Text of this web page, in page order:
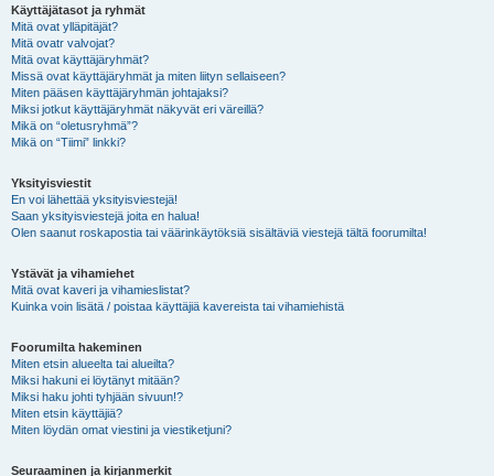
Käyttäjätasot ja ryhmät
Mitä ovat ylläpitäjät?
Mitä ovatr valvojat?
Mitä ovat käyttäjäryhmät?
Missä ovat käyttäjäryhmät ja miten liityn sellaiseen?
Miten pääsen käyttäjäryhmän johtajaksi?
Miksi jotkut käyttäjäryhmät näkyvät eri väreillä?
Mikä on “oletusryhmä”?
Mikä on “Tiimi” linkki?
Yksityisviestit
En voi lähettää yksityisviestejä!
Saan yksityisviestejä joita en halua!
Olen saanut roskapostia tai väärinkäytöksiä sisältäviä viestejä tältä foorumilta!
Ystävät ja vihamiehet
Mitä ovat kaveri ja vihamieslistat?
Kuinka voin lisätä / poistaa käyttäjiä kavereista tai vihamiehistä
Foorumilta hakeminen
Miten etsin alueelta tai alueilta?
Miksi hakuni ei löytänyt mitään?
Miksi haku johti tyhjään sivuun!?
Miten etsin käyttäjiä?
Miten löydän omat viestini ja viestiketjuni?
Seuraaminen ja kirjanmerkit